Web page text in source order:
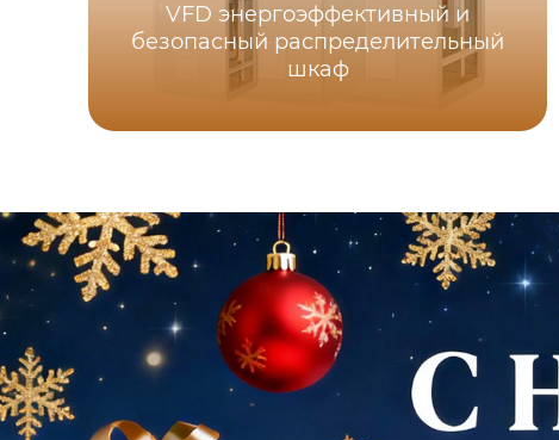
VFD энергоэффективный и
безопасный распределительный
шкаф